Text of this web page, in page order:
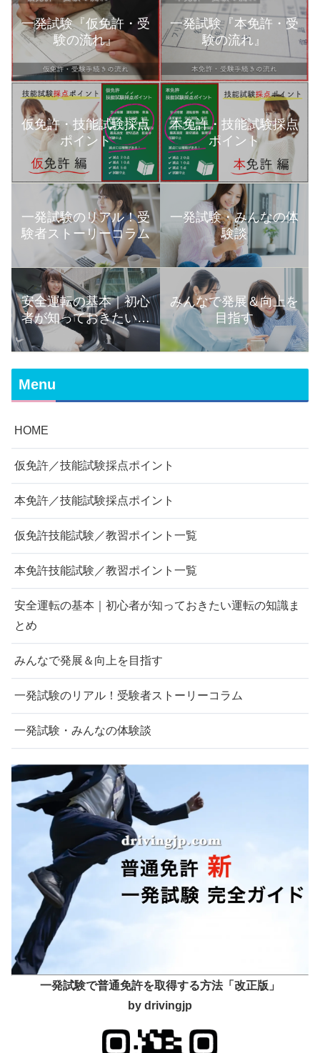
一発試験『仮免許・受
験の流れ』
一発試験『本免許・受
験の流れ』
仮免許・技能試験採点
ポイント
本免許・技能試験採点
ポイント
一発試験のリアル！受
験者ストーリーコラム
一発試験・みんなの体
験談
安全運転の基本｜初心
者が知っておきたい運
転の知識まとめ
みんなで発展＆向上を
目指す
Menu
HOME
仮免許／技能試験採点ポイント
本免許／技能試験採点ポイント
仮免許技能試験／教習ポイント一覧
本免許技能試験／教習ポイント一覧
安全運転の基本｜初心者が知っておきたい運転の知識ま
とめ
みんなで発展＆向上を目指す
一発試験のリアル！受験者ストーリーコラム
一発試験・みんなの体験談
一発試験で普通免許を取得する方法「改正版」
by drivingjp